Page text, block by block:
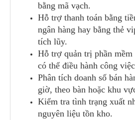
bằng mã vạch.
Hỗ trợ thanh toán bằng
ngân hàng hay bằng thẻ
tích lũy.
Hỗ trợ quản trị phần
có thể điều hành công
Phân tích doanh số bán
giờ, theo bàn hoặc khu
Kiểm tra tình trạng xuất
nguyên liệu tồn kho.